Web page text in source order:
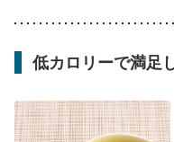
低カロリーで満足